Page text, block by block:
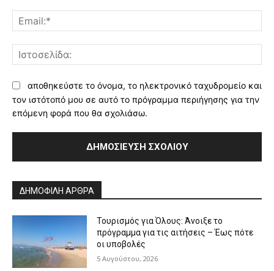
αποθηκεύστε το όνομα, το ηλεκτρονικό ταχυδρομείο και
τον ιστότοπό μου σε αυτό το πρόγραμμα περιήγησης για την
επόμενη φορά που θα σχολιάσω.
ΔΗΜΟΦΙΛΗ ΑΡΘΡΑ
Τουρισμός για Όλους: Άνοιξε το
πρόγραμμα για τις αιτήσεις – Έως πότε
οι υποβολές
5 Αυγούστου, 2026